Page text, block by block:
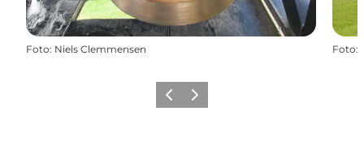
Foto: Niels Clemmensen Foto:
ForrigeNæste